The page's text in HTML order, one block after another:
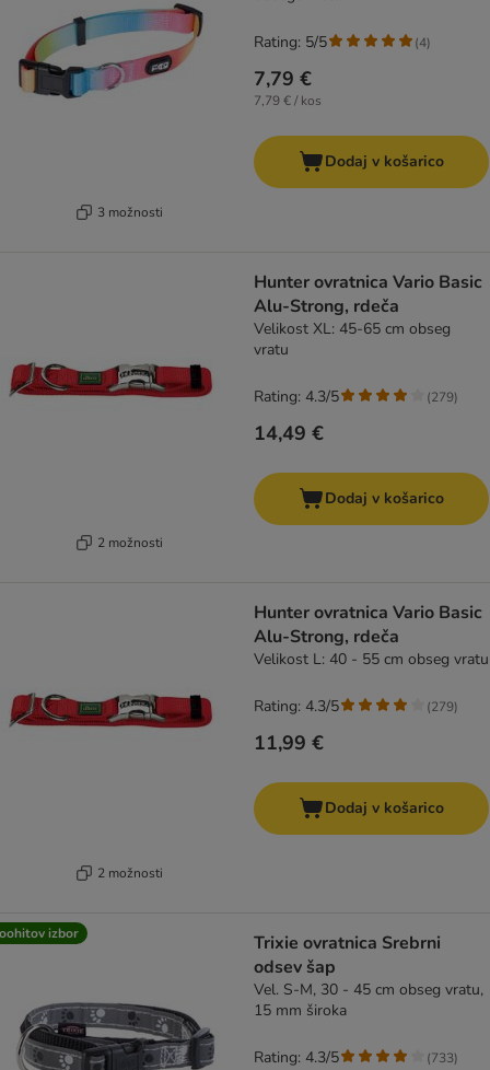
3 možnosti
7,79 €
7,79 € / kos
Rating: 5/5 (4)
Dodaj v košarico
2 možnosti
Hunter ovratnica Vario Basic
Alu-Strong, rdeča
Velikost XL: 45-65 cm obseg
vratu
14,49 €
Rating: 4.3/5 (279)
Dodaj v košarico
2 možnosti
Hunter ovratnica Vario Basic
Alu-Strong, rdeča
Velikost L: 40 - 55 cm obseg vratu
11,99 €
Rating: 4.3/5 (279)
Dodaj v košarico
izbor
Trixie ovratnica Srebrni
odsev šap
Vel. S-M, 30 - 45 cm obseg vratu,
15 mm široka
Rating: 4.3/5 (733)